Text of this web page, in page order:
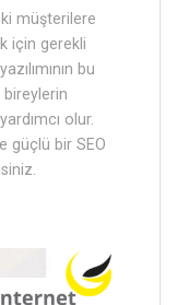
müşterilere
için gerekli
bu
olur.
güçlü bir SEO